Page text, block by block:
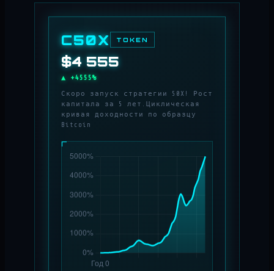
C50X TOKEN
$4 968
▲ +4968%
Скоро запуск стратегии 50X! Рост
капитала за 5 лет.Циклическая
кривая доходности по образцу
Bitcoin